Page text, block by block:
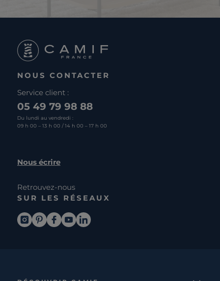
NOUS CONTACTER
Service client :
05 49 79 98 88
Du lundi au vendredi :
09 h 00 – 13 h 00 / 14 h 00 – 17 h 00
Nous écrire
Retrouvez-nous
SUR LES RÉSEAUX